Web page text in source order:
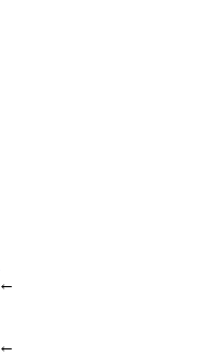
بازگشت ←
بازگشت ←